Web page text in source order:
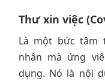
Thư xin việc
Là một bức tâm
nhân mà ứng
dụng. Nó là nội